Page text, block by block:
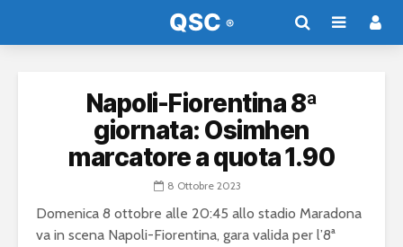
Napoli-Fiorentina 8ª
giornata: Osimhen
marcatore a quota 1.90
8 Ottobre 2023
Domenica 8 ottobre alle 20:45 allo stadio Maradona
va in scena Napoli-Fiorentina, gara valida per l’8ª